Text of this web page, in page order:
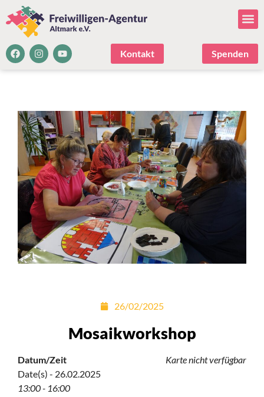
Kontakt Spenden
26/02/2025
Mosaikworkshop
Karte nicht verfügbar
Datum/Zeit
Date(s) - 26.02.2025
13:00 - 16:00